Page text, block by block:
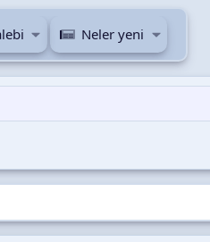
Neler yeni